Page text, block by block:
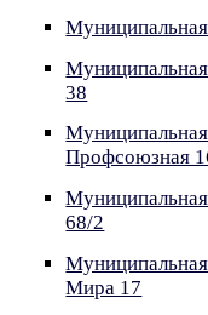
38
Профсоюзная
68/2
Мира 17